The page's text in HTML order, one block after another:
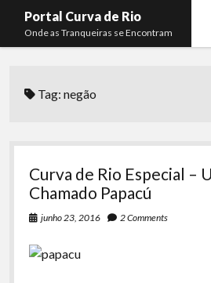
Portal Curva de Rio
Onde as Tranqueiras se Encontram
menu
Curva de Rio
Komos
La Siesta Podcast
Membros
Lucas Oliveira
Kaique Xavier
Tag:negão
Curva de Rio Especial –
Chamado Papacú
junho 23, 2016 2 Comments